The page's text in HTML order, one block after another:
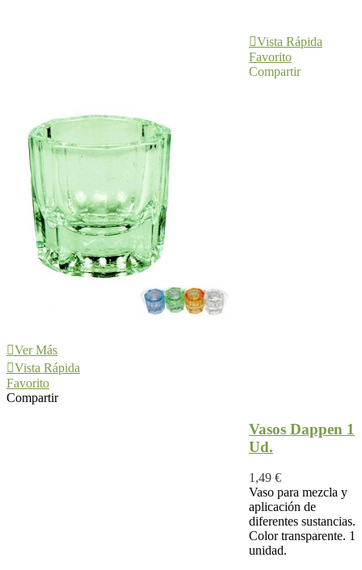
Vista Rápida
Favorito
Compartir
Ver Más
Vista Rápida
Favorito
Compartir
Vasos Dappen 1
Ud.
1,49 €
Vaso para mezcla y
aplicación de
diferentes sustancias.
Color transparente. 1
unidad.